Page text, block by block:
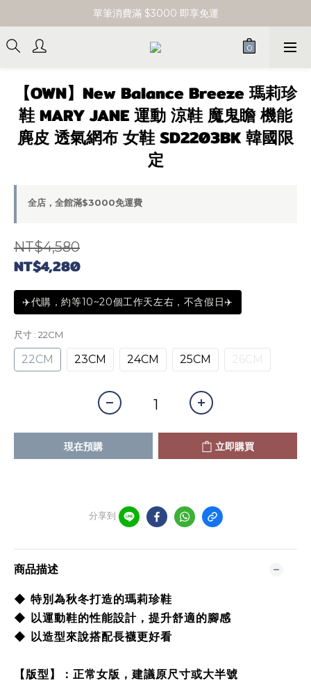
單筆消費滿 $3000 即享免運
單筆消費滿 $3000 即享免運
新會員立即領取購物金$100
【OWN】New Balance Breeze 瑪莉珍
鞋 MARY JANE 運動 涼鞋 魔鬼瞻 機能
麂皮 透氣網布 女鞋 SD2203BK 韓國限
定
全店，全館滿$3000免運費
NT$4,580
NT$4,280
✈️代購，約等10~20個工作天左右，不含假日✈️
尺寸 : 22CM
22CM 23CM 24CM 25CM 26CM
現在預購 立即購買
分享到
商品描述
◆ 特別為秋冬打造的瑪莉珍鞋
◆ 以運動鞋的性能設計，提升舒適的腳感
◆ 以造型來說搭配長襪更好看
【版型】：正常女版，建議原尺寸或大半號